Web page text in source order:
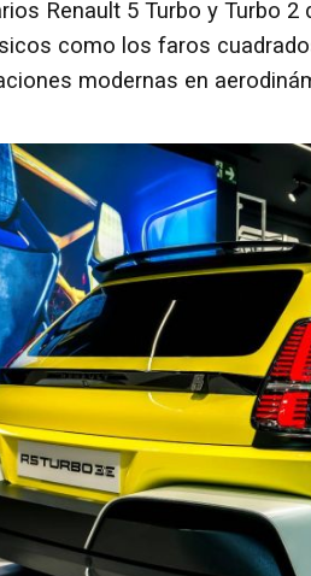
Renault 5 Turbo y Turbo
como los faros
modernas en